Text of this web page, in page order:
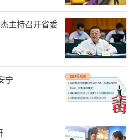
省各地结合当地风俗习
产品，积极搭建购物节、
色商品展销等多种形式的
：阳泉市举办“十里桃花
季活动，在桃河两岸构
健”多业态融合，创新多
主持召开省委
宁